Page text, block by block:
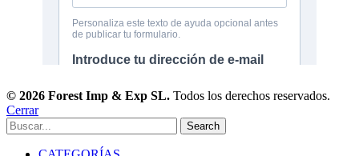
© 2026 Forest Imp & Exp SL. Todos los derechos reservados.
Cerrar
Search